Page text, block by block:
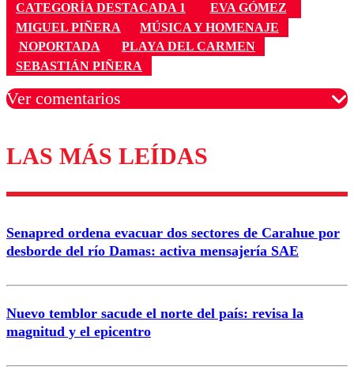
CATEGORÍA DESTACADA 1
EVA GÓMEZ
MIGUEL PIÑERA
MÚSICA Y HOMENAJE
NOPORTADA
PLAYA DEL CARMEN
SEBASTIÁN PIÑERA
Ver comentarios
Los comentarios son moderados para garantizar un
diálogo respetuoso.
Nombre
Correo
LAS MÁS LEÍDAS
Senapred ordena evacuar dos sectores de Carahue por
desborde del río Damas: activa mensajería SAE
Nuevo temblor sacude el norte del país: revisa la
magnitud y el epicentro